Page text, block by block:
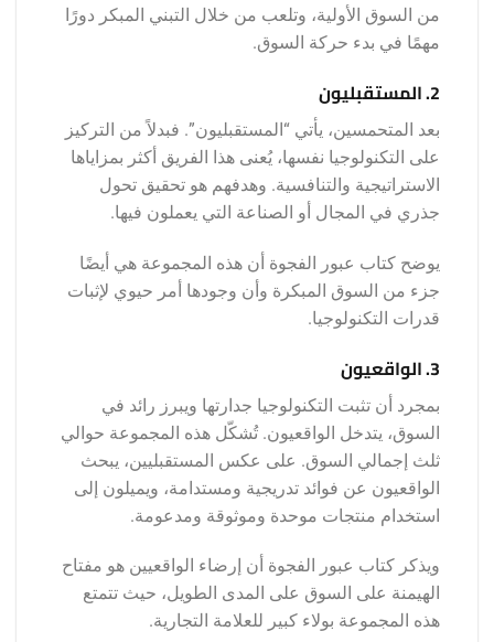
من السوق الأولية، وتلعب من خلال التبني المبكر دورًا
مهمًا في بدء حركة السوق.
2. المستقبليون
بعد المتحمسين، يأتي “المستقبليون”. فبدلاً من التركيز
على التكنولوجيا نفسها، يُعنى هذا الفريق أكثر بمزاياها
الاستراتيجية والتنافسية. وهدفهم هو تحقيق تحول
جذري في المجال أو الصناعة التي يعملون فيها.
يوضح كتاب عبور الفجوة أن هذه المجموعة هي أيضًا
جزء من السوق المبكرة وأن وجودها أمر حيوي لإثبات
قدرات التكنولوجيا.
3. الواقعيون
بمجرد أن تثبت التكنولوجيا جدارتها ويبرز رائد في
السوق، يتدخل الواقعيون. تُشكّل هذه المجموعة حوالي
ثلث إجمالي السوق. على عكس المستقبليين، يبحث
الواقعيون عن فوائد تدريجية ومستدامة، ويميلون إلى
استخدام منتجات موحدة وموثوقة ومدعومة.
ويذكر كتاب عبور الفجوة أن إرضاء الواقعيين هو مفتاح
الهيمنة على السوق على المدى الطويل، حيث تتمتع
هذه المجموعة بولاء كبير للعلامة التجارية.